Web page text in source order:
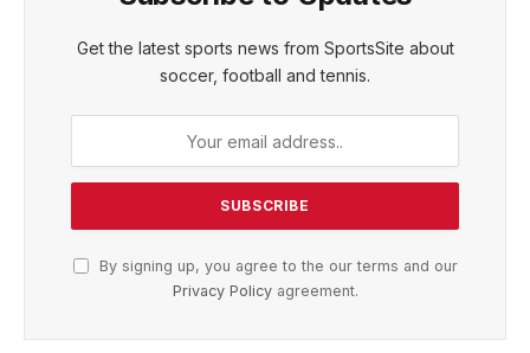
Get the latest sports news from SportsSite about
soccer, football and tennis.
By signing up, you agree to the our terms and our
Privacy Policyagreement.